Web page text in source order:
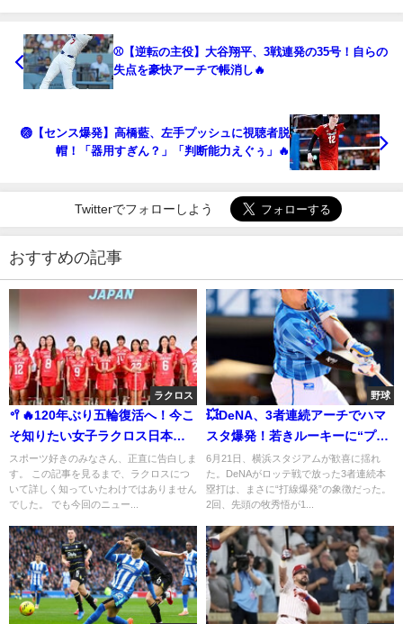
⚾【逆転の主役】大谷翔平、3戦連発の35号！自らの
失点を豪快アーチで帳消し🔥
🏐【センス爆発】高橋藍、左手プッシュに視聴者脱
帽！「器用すぎん？」「判断能力えぐぅ」🔥
Twitterでフォローしよう
おすすめの記事
ラクロス
🥍🔥120年ぶり五輪復活へ！今こ
そ知りたい女子ラクロス日本代
表の挑戦と歴史的世界選手権
スポーツ好きのみなさん、正直に告白しま
す。 この記事を見るまで、ラクロスにつ
いて詳しく知っていたわけではありません
でした。 でも今回のニュー...
野球
💥DeNA、3者連続アーチでハマ
スタ爆発！若きルーキーに“プロ
の洗礼”
6月21日、横浜スタジアムが歓喜に揺れ
た。DeNAがロッテ戦で放った3者連続本
塁打は、まさに“打線爆発”の象徴だった。
2回、先頭の牧秀悟が1...